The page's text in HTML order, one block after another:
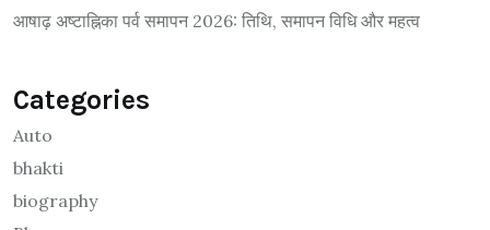
आषाढ़ अष्टाह्निका पर्व समापन 2026: तिथि, समापन विधि और महत्व
Categories
Auto
bhakti
biography